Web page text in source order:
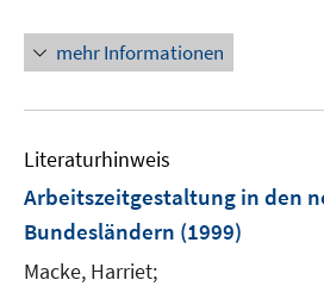
mehr Informationen
Literaturhinweis
Arbeitszeitgestaltung in den
Bundesländern (1999)
Macke, Harriet;